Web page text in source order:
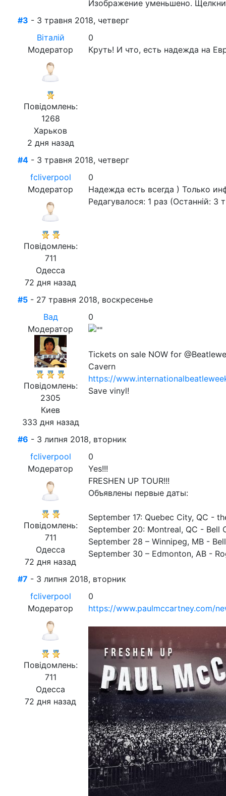
Изображение уменьшено.
#3 - 3 травня 2018, четверг
Віталій
Модератор
Повідомлень:
1268
Харьков
2 дня назад
0
Круть! И что, есть надежда на
#4 - 3 травня 2018, четверг
fcliverpool
Модератор
Повідомлень:
711
Одесса
72 дня назад
0
Надежда есть всегда ) Только
Редагувалося: 1 раз (Останній: 3
#5 - 27 травня 2018, воскресенье
Вад
Модератор
Повідомлень:
2305
Киев
333 дня назад
0
Tickets on sale NOW for
Cavern
https://
Save vinyl!
#6 - 3 липня 2018, вторник
fcliverpool
Модератор
Повідомлень:
711
Одесса
72 дня назад
0
Yes!!!
FRESHEN UP TOUR!!!
Объявлены первые даты:
September 17: Quebec City, QC -
September 20: Montreal, QC - Bell
September 28 – Winnipeg, MB -
September 30 – Edmonton, AB -
#7 - 3 липня 2018, вторник
fcliverpool
Модератор
Повідомлень:
711
Одесса
72 дня назад
0
https://www.paulmccartney.com/